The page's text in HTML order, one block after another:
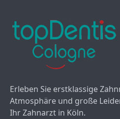
Erleben Sie erstklassige
Atmosphäre und große
Ihr Zahnarzt in Köln.